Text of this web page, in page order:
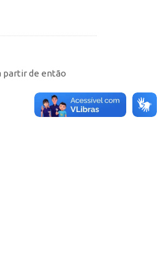
partir de então